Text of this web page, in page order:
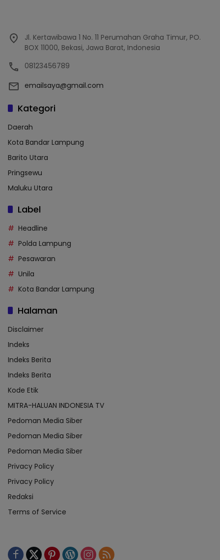
Jl. Kertawibawa 1 No. 11 Perumahan Graha Timur, PO.
BOX 11000, Bekasi, Jawa Barat, Indonesia
08123456789
emailsaya@gmail.com
Kategori
Daerah
Kota Bandar Lampung
Barito Utara
Pringsewu
Maluku Utara
Label
Headline
Polda Lampung
Pesawaran
Unila
Kota Bandar Lampung
Halaman
Disclaimer
Indeks
Indeks Berita
Indeks Berita
Kode Etik
MITRA-HALUAN INDONESIA TV
Pedoman Media Siber
Pedoman Media Siber
Pedoman Media Siber
Privacy Policy
Privacy Policy
Redaksi
Terms of Service